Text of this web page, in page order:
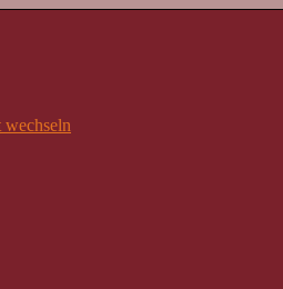
wechseln